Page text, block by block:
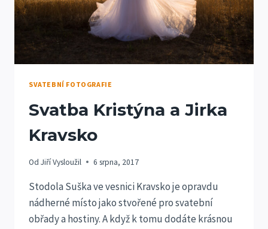
SVATEBNÍ FOTOGRAFIE
Svatba Kristýna a Jirka
Kravsko
Od Jiří Vysloužil 6 srpna, 2017
Stodola Suška ve vesnici Kravsko je opravdu
nádherné místo jako stvořené pro svatební
obřady a hostiny. A když k tomu dodáte krásnou